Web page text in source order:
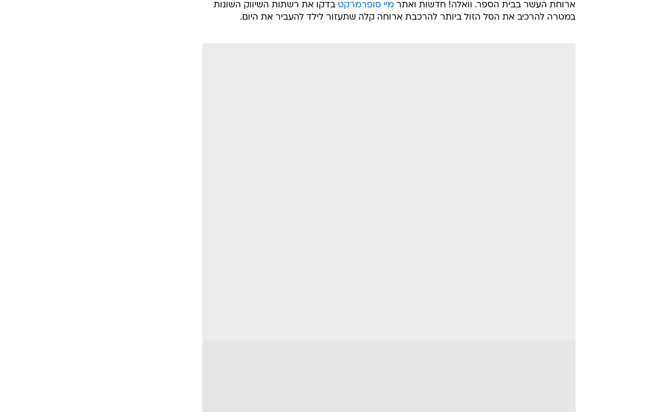
ארוחת העשר בבית הספר. וואלה! חדשות ואתר מיי סופרמרקט בדקו את רשתות השיווק השונות
במטרה להרכיב את הסל הזול ביותר להרכבת ארוחה קלה שתעזור לילד להעביר את היום.